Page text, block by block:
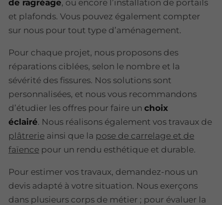
de ragréage, ou encore l’installation de portails
et plafonds. Vous pouvez également compter
sur nous pour tout type d’aménagement.
Pour chaque projet, nous proposons des
réparations ciblées, selon le nombre et la
sévérité des fissures. Nos solutions sont
personnalisées, et nous vous recommandons
d’étudier les offres pour faire unchoix
éclairé. Nous réalisons également vos travaux de
plâtrerie ainsi que la pose de carrelage et de
faïence pour un rendu esthétique et durable.
Pour estimer vos travaux, demandez-nous un
devis adapté à votre situation. Nous exerçons
dans plusieurs corps de métier ; pour évaluer la